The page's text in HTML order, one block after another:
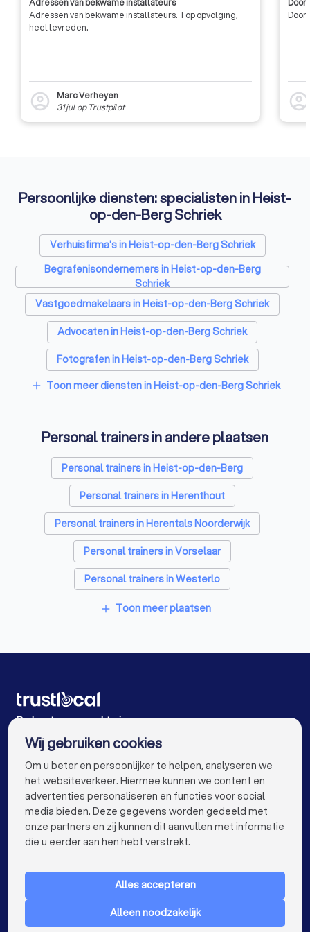
vandaag nog drie tot vier offertes aan via Trustlocal.
Adressen van bekwame installateurs. Top opvolging,
heel tevreden.
account_circle
Marc Verheyen
31 julop Trustpilot
Door
account_circle
Persoonlijke diensten: specialisten in Heist-
op-den-Berg Schriek
Verhuisfirma's in Heist-op-den-Berg Schriek
Begrafenisondernemers in Heist-op-den-Berg
Schriek
Vastgoedmakelaars in Heist-op-den-Berg Schriek
Advocaten in Heist-op-den-Berg Schriek
Fotografen in Heist-op-den-Berg Schriek
Rijscholen in Heist-op-den-Berg Schriek
Architecten in Heist-op-den-Berg Schriek
Psychologen in Heist-op-den-Berg Schriek
Relatietherapeut in Heist-op-den-Berg Schriek
Reisbureaus in Heist-op-den-Berg Schriek
add Toon meer diensten in Heist-op-den-Berg Schriek
Personal trainers in andere plaatsen
Personal trainers in Heist-op-den-Berg
Personal trainers in Herenthout
Personal trainers in Herentals Noorderwijk
Personal trainers in Vorselaar
Personal trainers in Westerlo
Personal trainers in Lier
Personal trainers in Herselt
Personal trainers in Schilde
Personal trainers in Antwerpen
Personal trainers in Gent
Personal trainers in Brugge
Personal trainers in Leuven
Personal trainers in Aalst
Personal trainers in Kortrijk
Personal trainers in Hasselt
add Toon meer plaatsen
De beste personal trainers voor u
VOOR PARTICULIEREN keyboard_arrow_down
Wij gebruiken cookies
Om u beter en persoonlijker te helpen, analyseren we
het websiteverkeer. Hiermee kunnen we content en
advertenties personaliseren en functies voor social
media bieden. Deze gegevens worden gedeeld met
onze partners en zij kunnen dit aanvullen met informatie
die u eerder aan hen hebt verstrekt.
Alles accepteren
Alleen noodzakelijk